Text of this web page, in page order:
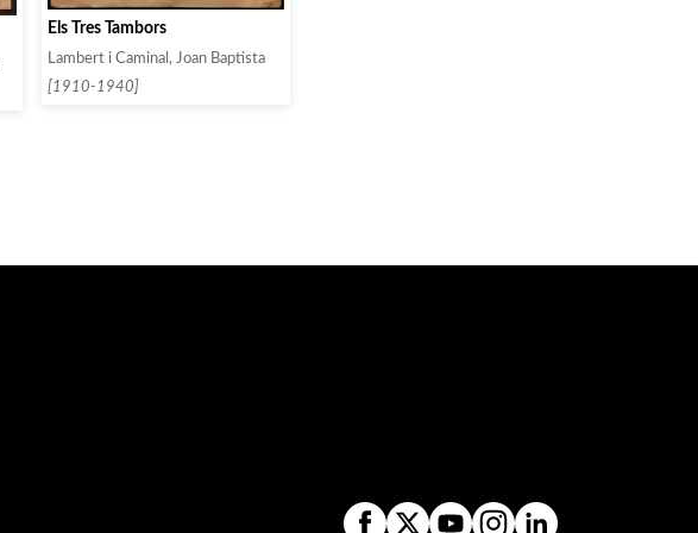
Els Tres Tambors
Lambert i Caminal, Joan Baptista
[1910-1940]